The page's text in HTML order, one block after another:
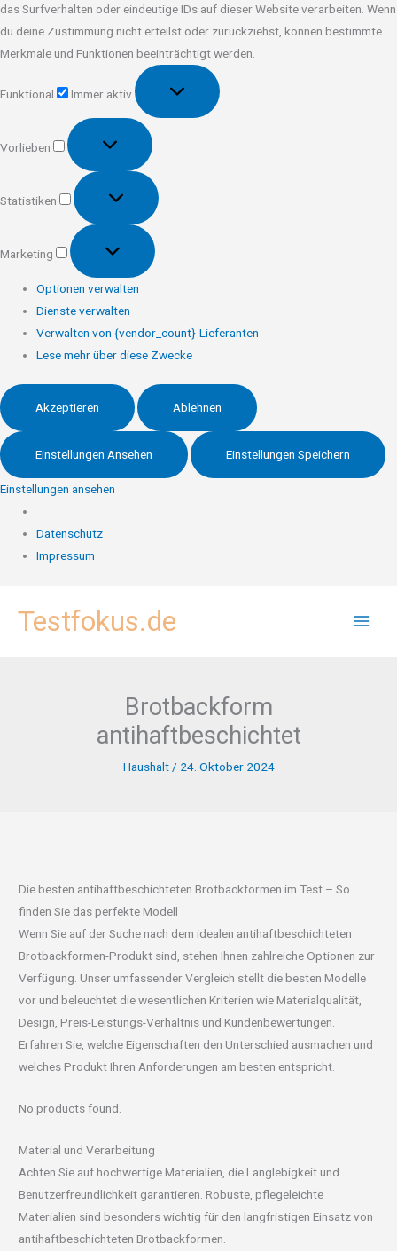
das Surfverhalten oder eindeutige IDs auf dieser Website verarbeiten. Wenn
du deine Zustimmung nicht erteilst oder zurückziehst, können bestimmte
Merkmale und Funktionen beeinträchtigt werden.
Funktional
Immer aktiv
Vorlieben
Vorlieben
Statistiken
Statistiken
Marketing
Marketing
Optionen verwalten
Dienste verwalten
Verwalten von {vendor_count}-Lieferanten
Lese mehr über diese Zwecke
Akzeptieren Ablehnen
Einstellungen Ansehen Einstellungen Speichern
Einstellungen ansehen
Datenschutz
Impressum
InhaltTestfokus.de
Brotbackform
antihaftbeschichtet
Haushalt/ 24. Oktober 2024
Die besten antihaftbeschichteten Brotbackformen im Test – So
finden Sie das perfekte Modell
Wenn Sie auf der Suche nach dem idealen antihaftbeschichteten
Brotbackformen-Produkt sind, stehen Ihnen zahlreiche Optionen zur
Verfügung. Unser umfassender Vergleich stellt die besten Modelle
vor und beleuchtet die wesentlichen Kriterien wie Materialqualität,
Design, Preis-Leistungs-Verhältnis und Kundenbewertungen.
Erfahren Sie, welche Eigenschaften den Unterschied ausmachen und
welches Produkt Ihren Anforderungen am besten entspricht.
No products found.
Material und Verarbeitung
Achten Sie auf hochwertige Materialien, die Langlebigkeit und
Benutzerfreundlichkeit garantieren. Robuste, pflegeleichte
Materialien sind besonders wichtig für den langfristigen Einsatz von
antihaftbeschichteten Brotbackformen.